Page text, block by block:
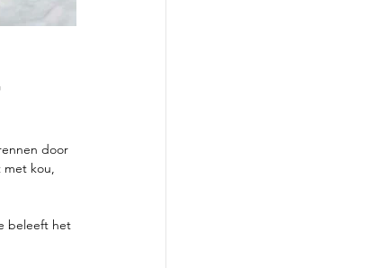
door
met kou,
beleeft het